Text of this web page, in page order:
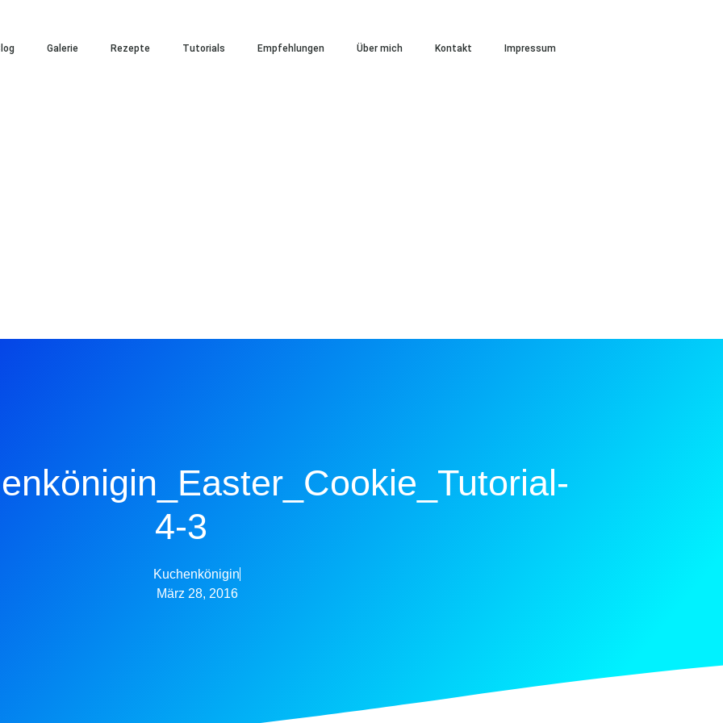
Galerie Rezepte Tutorials Empfehlungen Über mich Kontakt Impressum
4-3
Kuchenkönigin
März 28, 2016